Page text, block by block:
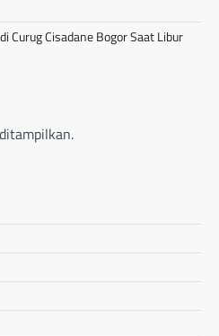
Curug Cisadane Bogor Saat Libur